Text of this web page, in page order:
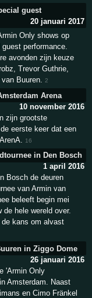
guest
20 januari 2017
Only shows op
performance.
avonden zijn keuze
Trevor Guthrie,
van Buuren.2
Arena
10 november 2016
zijn grootste
eerste keer dat een
16
in Den Bosch
1 april 2016
Bosch de deuren
van Armin van
beleeft begin mei
de hele wereld over.
de kans om alvast
in Ziggo Dome
26 januari 2016
'Armin Only
Amsterdam. Naast
en Cimo Fränkel